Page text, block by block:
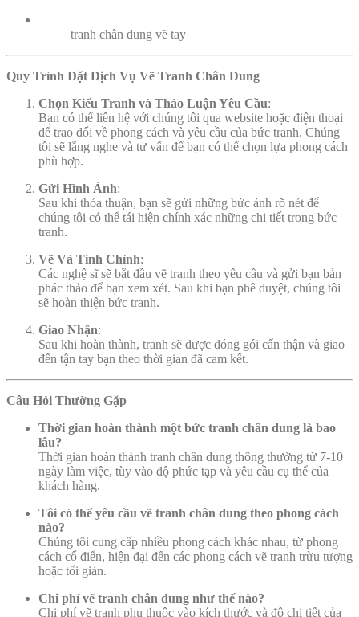
tranh chân dung vẽ tay
Quy Trình Đặt Dịch Vụ Vẽ Tranh Chân Dung
Chọn Kiểu Tranh và Thảo Luận Yêu Cầu:
Bạn có thể liên hệ với chúng tôi qua website hoặc điện thoại
để trao đổi về phong cách và yêu cầu của bức tranh. Chúng
tôi sẽ lắng nghe và tư vấn để bạn có thể chọn lựa phong cách
phù hợp.
Gửi Hình Ảnh:
Sau khi thỏa thuận, bạn sẽ gửi những bức ảnh rõ nét để
chúng tôi có thể tái hiện chính xác những chi tiết trong bức
tranh.
Vẽ Và Tinh Chỉnh:
Các nghệ sĩ sẽ bắt đầu vẽ tranh theo yêu cầu và gửi bạn bản
phác thảo để bạn xem xét. Sau khi bạn phê duyệt, chúng tôi
sẽ hoàn thiện bức tranh.
Giao Nhận:
Sau khi hoàn thành, tranh sẽ được đóng gói cẩn thận và giao
đến tận tay bạn theo thời gian đã cam kết.
Câu Hỏi Thường Gặp
Thời gian hoàn thành một bức tranh chân dung là bao
lâu?
Thời gian hoàn thành tranh chân dung thông thường từ 7-10
ngày làm việc, tùy vào độ phức tạp và yêu cầu cụ thể của
khách hàng.
Tôi có thể yêu cầu vẽ tranh chân dung theo phong cách
nào?
Chúng tôi cung cấp nhiều phong cách khác nhau, từ phong
cách cổ điển, hiện đại đến các phong cách vẽ tranh trừu tượng
hoặc tối giản.
Chi phí vẽ tranh chân dung như thế nào?
Chi phí vẽ tranh phụ thuộc vào kích thước và độ chi tiết của